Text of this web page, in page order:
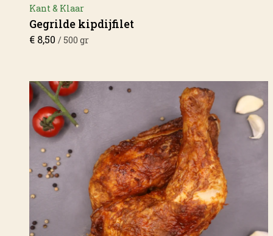
Kant & Klaar
Gegrilde kipdijfilet
€ 8,50 / 500 gr